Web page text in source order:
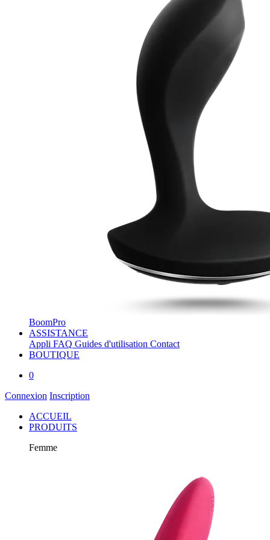
BoomPro
ASSISTANCE
Appli FAQ Guides d'utilisation Contact
BOUTIQUE
0
Connexion Inscription
ACCUEIL
PRODUITS
Femme